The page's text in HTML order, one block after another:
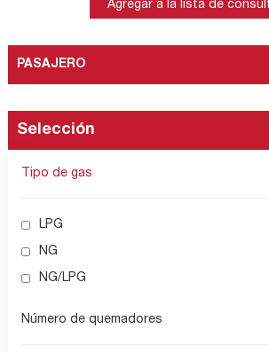
PASAJERO
Selección
Tipo de gas
LPG
NG
NG/LPG
Número de quemadores